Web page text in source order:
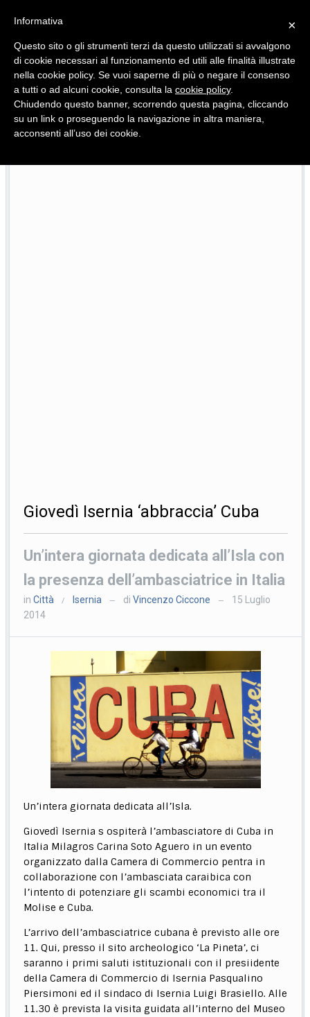
Quotidiano d'informazione distribuito in Molise con
Giovedì Isernia ‘abbraccia’ Cuba
Un’intera giornata dedicata all’Isla con
la presenza dell’ambasciatrice in Italia
inCittà / Isernia — diVincenzo Ciccone —
15 Luglio
2014
Un’intera giornata dedicata all’Isla.
Giovedì Isernia s ospiterà l’ambasciatore di Cuba in
Italia Milagros Carina Soto Aguero in un evento
organizzato dalla Camera di Commercio pentra in
collaborazione con l’ambasciata caraibica con
l’intento di potenziare gli scambi economici tra il
Molise e Cuba.
L’arrivo dell’ambasciatrice cubana è previsto alle ore
11. Qui, presso il sito archeologico ‘La Pineta’, ci
saranno i primi saluti istituzionali con il presiidente
della Camera di Commercio di Isernia Pasqualino
Piersimoni ed il sindaco di Isernia Luigi Brasiello. Alle
11.30 è prevista la visita guidata all’interno del Museo
×
Informativa
Questo sito o gli strumenti terzi da questo utilizzati si avvalgono
di cookie necessari al funzionamento ed utili alle finalità illustrate
nella cookie policy. Se vuoi saperne di più o negare il consenso
a tutti o ad alcuni cookie, consulta la cookie policy.
Chiudendo questo banner, scorrendo questa pagina, cliccando
su un link o proseguendo la navigazione in altra maniera,
acconsenti all’uso dei cookie.